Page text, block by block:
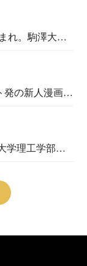
れ。駒澤大学
発の新人漫画
学理工学部物